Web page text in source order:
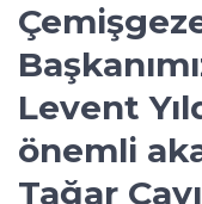
Levent
önemli
Tağar